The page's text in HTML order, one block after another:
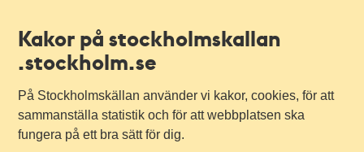
Kakor på stockholmskallan
.stockholm.se
På Stockholmskällan använder vi kakor, cookies, för att
sammanställa statistik och för att webbplatsen ska
fungera på ett bra sätt för dig.